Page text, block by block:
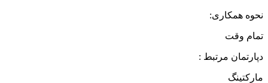
نحوه همکاری:
تمام وقت
دپارتمان مرتبط :
مارکتینگ